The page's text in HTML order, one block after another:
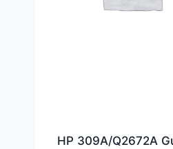
HP 309A/Q2672A